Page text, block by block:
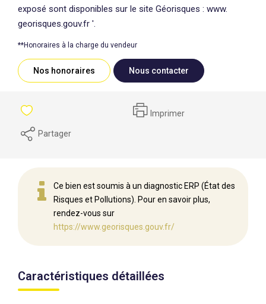
exposé sont disponibles sur le site Géorisques : www.
georisques.gouv.fr '.
**Honoraires à la charge du vendeur
Nos honoraires Nous contacter
Imprimer
Partager
Ce bien est soumis à un diagnostic ERP (État des
Risques et Pollutions). Pour en savoir plus,
rendez-vous sur
https://www.georisques.gouv.fr/
Caractéristiques détaillées